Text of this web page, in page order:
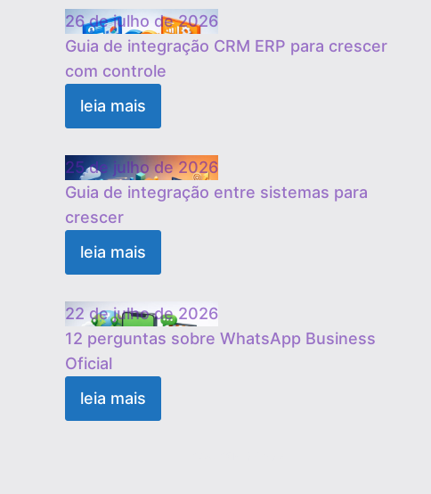
26 de julho de 2026
Guia de integração CRM ERP para crescer
com controle
leia mais
25 de julho de 2026
Guia de integração entre sistemas para
crescer
leia mais
22 de julho de 2026
12 perguntas sobre WhatsApp Business
Oficial
leia mais